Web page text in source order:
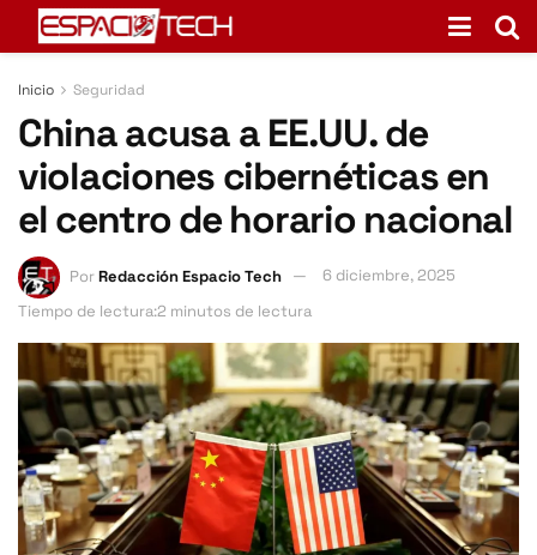
Inicio Seguridad
China acusa a EE.UU. de
violaciones cibernéticas en
el centro de horario nacional
PorRedacción Espacio Tech
6 diciembre, 2025
Tiempo de lectura:2 minutos de lectura